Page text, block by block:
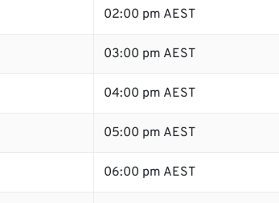
02:00 pm AEST
03:00 pm AEST
04:00 pm AEST
05:00 pm AEST
06:00 pm AEST